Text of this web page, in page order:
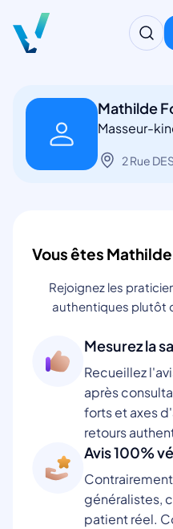
Mathilde
Masseur-
2 Rue
Vous êtes
Rejoignez les
authentiques plutôt
Mesurez la
Recueillez
après
forts et axes
retours
Avis 100%
généralistes,
patient réel.